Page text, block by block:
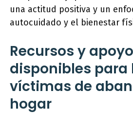
una actitud positiva y un
autocuidado y el bienestar
Recursos y apoyo
disponibles para
víctimas de
hogar